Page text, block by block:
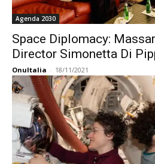
Agenda 2030
Space Diplomacy:
Director Simonetta Di
OnuItalia - 18/11/2021